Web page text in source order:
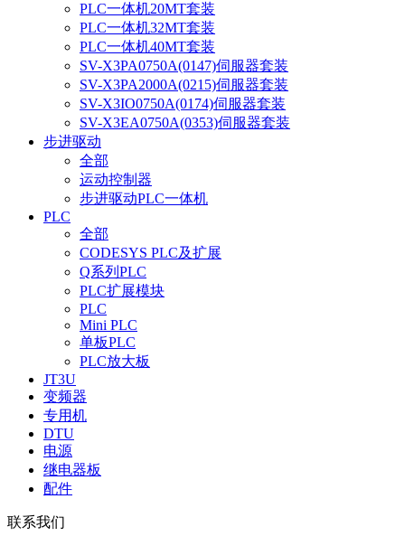
PLC一体机20MT套装
PLC一体机32MT套装
PLC一体机40MT套装
SV-X3PA0750A(0147)伺服器套装
SV-X3PA2000A(0215)伺服器套装
SV-X3IO0750A(0174)伺服器套装
SV-X3EA0750A(0353)伺服器套装
步进驱动
全部
运动控制器
步进驱动PLC一体机
PLC
全部
CODESYS PLC及扩展
Q系列PLC
PLC扩展模块
PLC
Mini PLC
单板PLC
PLC放大板
JT3U
变频器
专用机
DTU
电源
继电器板
配件
联系我们